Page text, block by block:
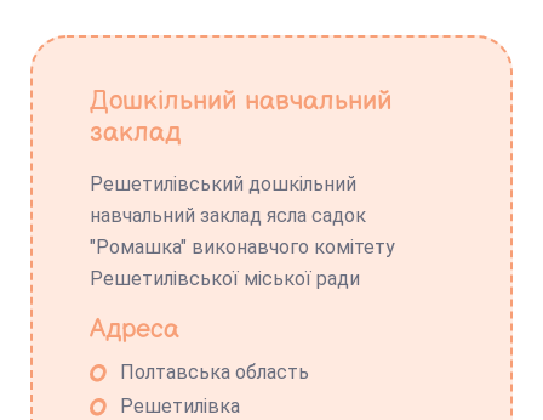
Дошкільний навчальний
заклад
Решетилівський дошкільний
навчальний заклад ясла садок
"Ромашка" виконавчого комітету
Решетилівської міської ради
Адреса
Полтавська область
Решетилівка